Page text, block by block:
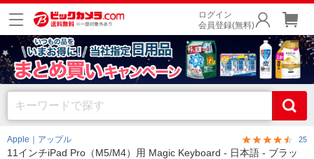
ログイン
会員登録(無料)
Apple｜アップル 25
11インチiPad Pro（M5/M4）用 Magic Keyboard - 日本語 - ブラッ